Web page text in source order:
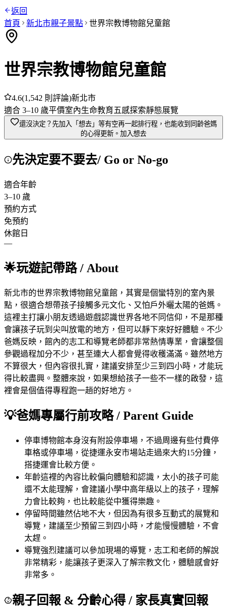
返回
首頁
新北市親子景點 世界宗教博物館兒童館
世界宗教博物館兒童館
4.6(1,542 則評論)新北市
適合 3–10 歲平價室內生命教育五感探索靜態展覽
還沒決定？先加入「想去」 等有空再一起排行程，也能收到同齡爸媽
的心得更新。 加入想去
先決定要不要去/ Go or No-go
適合年齡
3–10 歲
預約方式
免預約
休館日
—
🌟玩遊記帶路/ About
新北市的世界宗教博物館兒童館，其實是個蠻特別的室內景
點，很適合想帶孩子接觸多元文化、又怕戶外曬太陽的爸媽。
這裡主打讓小朋友透過遊戲認識世界各地不同信仰，不是那種
會讓孩子玩到尖叫放電的地方，但可以靜下來好好體驗。不少
爸媽反映，館內的志工和導覽老師都非常熱情專業，會讓整個
參觀過程加分不少，甚至連大人都會覺得收穫滿滿。雖然地方
不算很大，但內容很扎實，建議安排至少三到四小時，才能玩
得比較盡興。整體來說，如果想給孩子一些不一樣的啟發，這
裡會是個值得專程跑一趟的好地方。
💡爸媽專屬行前攻略 / Parent Guide
停車博物館本身沒有附設停車場，不過周邊有些付費停
車格或停車場，從捷運永安市場站走過來大約15分鐘，
搭捷運會比較方便。
年齡這裡的內容比較偏向體驗和認識，太小的孩子可能
還不太能理解，會建議小學中高年級以上的孩子，理解
力會比較夠，也比較能從中獲得樂趣。
停留時間雖然佔地不大，但因為有很多互動式的展覽和
導覽，建議至少預留三到四小時，才能慢慢體驗，不會
太趕。
導覽強烈建議可以參加現場的導覽，志工和老師的解說
非常精彩，能讓孩子更深入了解宗教文化，體驗感會好
非常多。
親子回報 & 分齡心得 / 家長真實回報